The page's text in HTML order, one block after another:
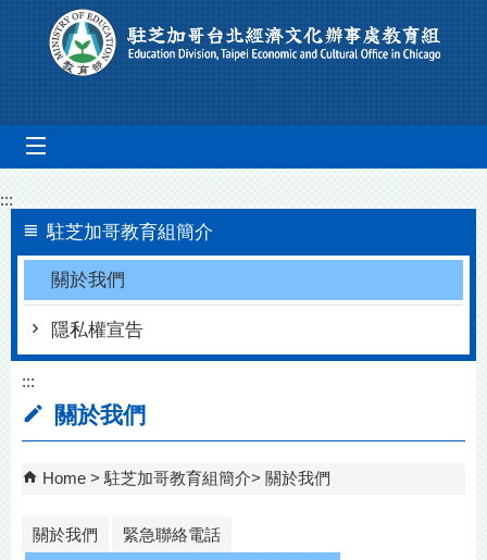
Go To Content
:::
駐芝加哥教育組簡介
關於我們
隱私權宣告
:::
關於我們
Home 駐芝加哥教育組簡介 關於我們
關於我們
緊急聯絡電話